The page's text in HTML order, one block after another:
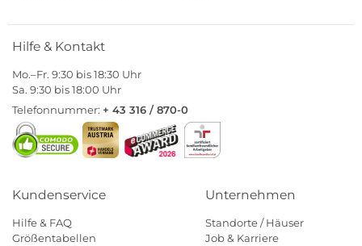
Hilfe & Kontakt
Mo.–Fr. 9:30 bis 18:30 Uhr
Sa. 9:30 bis 18:00 Uhr
Telefonnummer: + 43 316 / 870-0
Kundenservice
Hilfe & FAQ
Größentabellen
Unternehmen
Standorte / Häuser
Job & Karriere